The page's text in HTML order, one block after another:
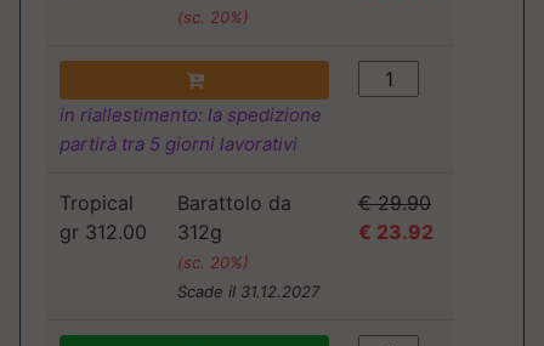
(sc. 20%)
in riallestimento: la spedizione
partirà tra 5 giorni lavorativi
Tropical
gr 312.00
Barattolo da
312g
(sc. 20%)
Scade il 31.12.2027
€ 29.90
€ 23.92